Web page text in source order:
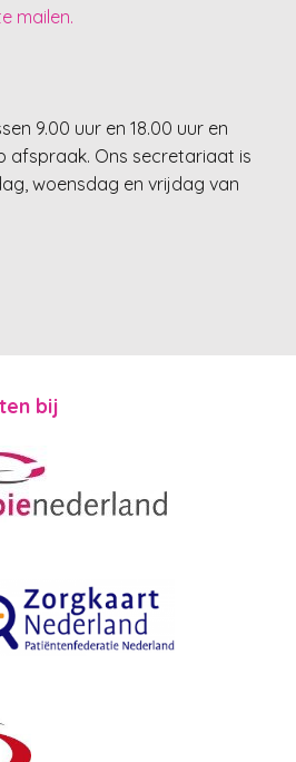
mailen.
9.00 uur en 18.00 uur en
afspraak. Ons secretariaat is
woensdag en vrijdag van
bij